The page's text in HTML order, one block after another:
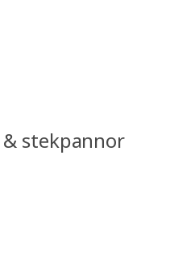
stekpannor